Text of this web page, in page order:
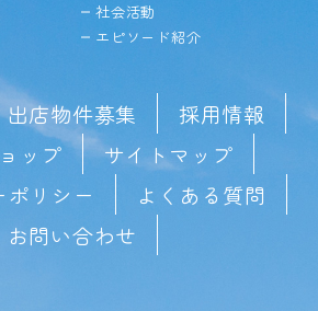
社会活動
エピソード紹介
出店物件募集
採用情報
ップ
サイトマップ
ポリシー
よくある質問
お問い合わせ